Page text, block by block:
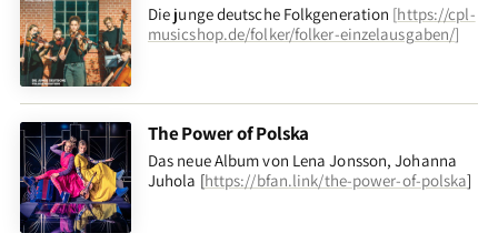
Die junge deutsche Folkgeneration [https://cpl-
musicshop.de/folker/folker-einzelausgaben/]
The Power of Polska
Das neue Album von Lena Jonsson, Johanna
Juhola [https://bfan.link/the-power-of-polska]